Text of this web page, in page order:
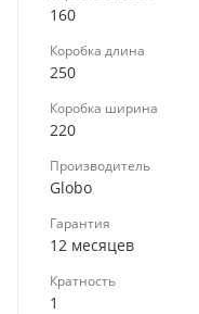
160
Коробка длина
250
Коробка ширина
220
Производитель
Globo
Гарантия
12 месяцев
Кратность
1